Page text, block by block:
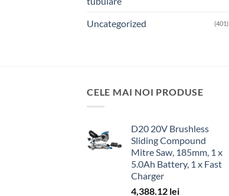
Uncategorized (401)
CELE MAI NOI PRODUSE
D20 20V Brushless
Sliding Compound
Mitre Saw, 185mm, 1 x
5.0Ah Battery, 1 x Fast
Charger
4,388.12 lei